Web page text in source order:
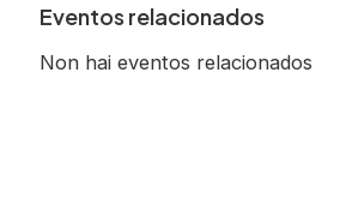
Eventos relacionados
Non hai eventos relacionados